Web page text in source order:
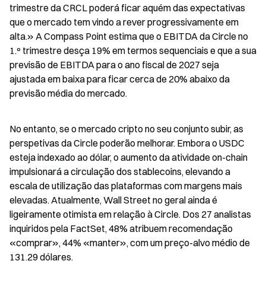
trimestre da CRCL poderá ficar aquém das expectativas
que o mercado tem vindo a rever progressivamente em
alta.» A Compass Point estima que o EBITDA da Circle no
1.º trimestre desça 19% em termos sequenciais e que a sua
previsão de EBITDA para o ano fiscal de 2027 seja
ajustada em baixa para ficar cerca de 20% abaixo da
previsão média do mercado.
No entanto, se o mercado cripto no seu conjunto subir, as
perspetivas da Circle poderão melhorar. Embora o USDC
esteja indexado ao dólar, o aumento da atividade on-chain
impulsionará a circulação dos stablecoins, elevando a
escala de utilização das plataformas com margens mais
elevadas. Atualmente, Wall Street no geral ainda é
ligeiramente otimista em relação à Circle. Dos 27 analistas
inquiridos pela FactSet, 48% atribuem recomendação
«comprar», 44% «manter», com um preço-alvo médio de
131.29 dólares.